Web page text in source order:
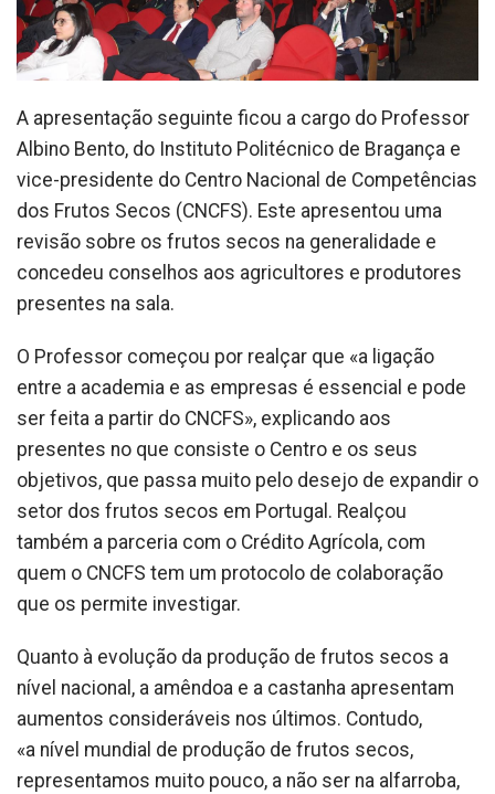
A apresentação seguinte ficou a cargo do Professor
Albino Bento, do Instituto Politécnico de Bragança e
vice-presidente do Centro Nacional de Competências
dos Frutos Secos (CNCFS). Este apresentou uma
revisão sobre os frutos secos na generalidade e
concedeu conselhos aos agricultores e produtores
presentes na sala.
O Professor começou por realçar que «a ligação
entre a academia e as empresas é essencial e pode
ser feita a partir do CNCFS», explicando aos
presentes no que consiste o Centro e os seus
objetivos, que passa muito pelo desejo de expandir o
setor dos frutos secos em Portugal. Realçou
também a parceria com o Crédito Agrícola, com
quem o CNCFS tem um protocolo de colaboração
que os permite investigar.
Quanto à evolução da produção de frutos secos a
nível nacional, a amêndoa e a castanha apresentam
aumentos consideráveis nos últimos. Contudo,
«a nível mundial de produção de frutos secos,
representamos muito pouco, a não ser na alfarroba,